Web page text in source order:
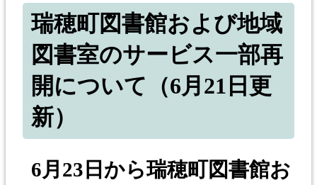
瑞穂町図書館および地域
図書室のサービス一部再
開について（6月21日更
新）
6月23日から瑞穂町図書館お